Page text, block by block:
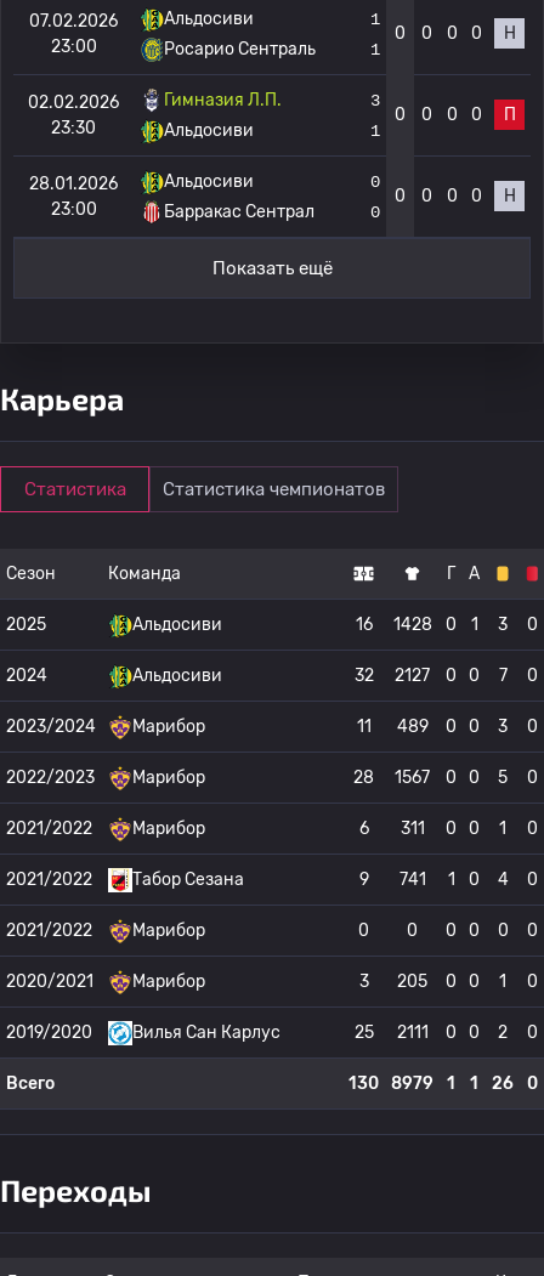
07.02.2026
23:00
Альдосиви
Росарио Сентраль
1
1
0 0 0 0 Н
02.02.2026
23:30
Гимназия Л.П.
Альдосиви
3
1
0 0 0 0 П
28.01.2026
23:00
Альдосиви
Барракас Сентрал
0
0
0 0 0 0 Н
Показать ещё
Карьера
Статистика Статистика чемпионатов
Сезон Команда Г А
2025 Альдосиви 16 1428 0 1 3 0
2024 Альдосиви 32 2127 0 0 7 0
2023/2024 Марибор 11 489 0 0 3 0
2022/2023 Марибор 28 1567 0 0 5 0
2021/2022 Марибор 6 311 0 0 1 0
2021/2022 Табор Сезана 9 741 1 0 4 0
2021/2022 Марибор 0 0 0 0 0 0
2020/2021 Марибор 3 205 0 0 1 0
2019/2020 Вилья Сан Карлус 25 2111 0 0 2 0
Всего 130 8979 1 1 26 0
Переходы